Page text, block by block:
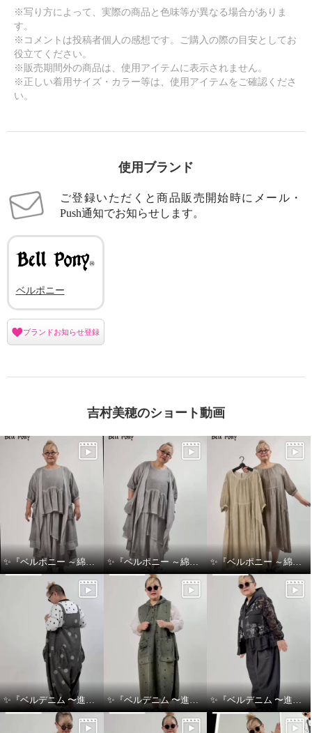
ベルポニー 刺しゅう加工入り コ
ットン１００％ デザインシャツ
ホワイト Ｌ〜ＬＬ
¥0
ベルポニー アシンメトリー タッ
クデザイン 異素材切替 デザイン
¥0
※写り方によって、実際の商品と色味等が異なる場合がありま
す。
※コメントは投稿者個人の感想です。ご購入の際の目安としてお
役立てください。
※販売期間外の商品は、使用アイテムに表示されません。
※正しい着用サイズ・カラー等は、使用アイテムをご確認くださ
い。
使用ブランド
ご登録いただくと商品販売開始時にメール・
Push通知でお知らせします。
ベルポニー
ブランドお知らせ登録
吉村美穂のショート動画
✨『ベルポニー ～綿麻製品染めシリーズ～』✨ ✨『ベルポニー ～綿麻製品染めシリーズ～』✨ ✨『ベルポニー ～綿麻製品染めシリーズ～』✨
✨『ベルデニム 〜進化を感じるデニムスタイル〜』✨ ✨『ベルデニム 〜進化を感じるデニムスタイル〜』✨ ✨『ベルデニム 〜進化を感じるデニムスタイル〜』✨